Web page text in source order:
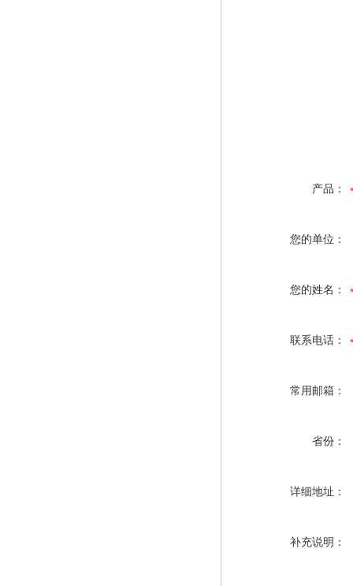
产品：
您的单位：
您的姓名：
联系电话：
常用邮箱：
省份：
详细地址：
补充说明：